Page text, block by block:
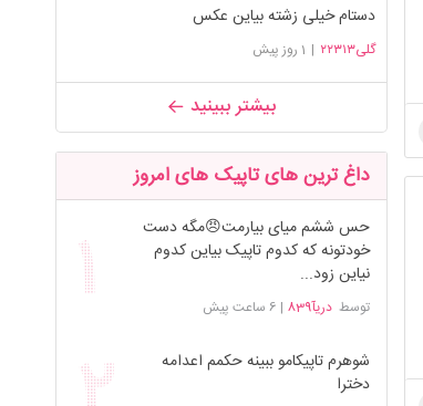
دستام خیلی زشته بیاین عکس
گلی۲۲۳۱۳ | 1 روز پیش
بیشتر ببینید
داغ ترین های تاپیک های امروز
حس ششم میای بیارمت😠مگه دست
خودتونه که کدوم تاپیک بیاین کدوم
نیاین زود...
توسطدریآ839 | 6 ساعت پیش
شوهرم تاپیکامو ببینه حکمم اعدامه
دخترا